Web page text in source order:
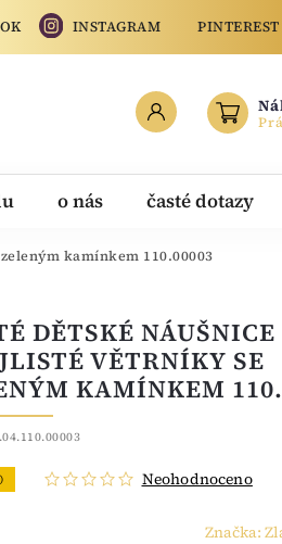
INSTAGRAM PINTEREST
o nás časté dotazy
kamínkem 110.00003
DĚTSKÉ NÁUŠNICE
VĚTRNÍKY SE
KAMÍNKEM
Neohodnoceno
Značka: